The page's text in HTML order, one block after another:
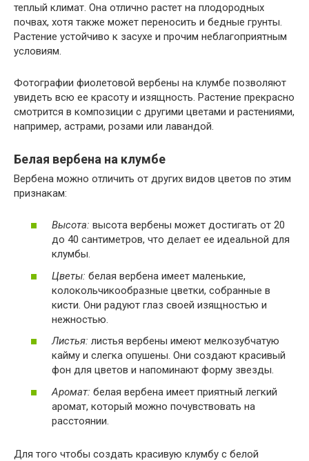
теплый климат. Она отлично растет на плодородных
почвах, хотя также может переносить и бедные грунты.
Растение устойчиво к засухе и прочим неблагоприятным
условиям.
Фотографии фиолетовой вербены на клумбе позволяют
увидеть всю ее красоту и изящность. Растение прекрасно
смотрится в композиции с другими цветами и растениями,
например, астрами, розами или лавандой.
Белая вербена на клумбе
Вербена можно отличить от других видов цветов по этим
признакам:
Высота: высота вербены может достигать от 20
до 40 сантиметров, что делает ее идеальной для
клумбы.
Цветы: белая вербена имеет маленькие,
колокольчикообразные цветки, собранные в
кисти. Они радуют глаз своей изящностью и
нежностью.
Листья: листья вербены имеют мелкозубчатую
кайму и слегка опушены. Они создают красивый
фон для цветов и напоминают форму звезды.
Аромат: белая вербена имеет приятный легкий
аромат, который можно почувствовать на
расстоянии.
Для того чтобы создать красивую клумбу с белой